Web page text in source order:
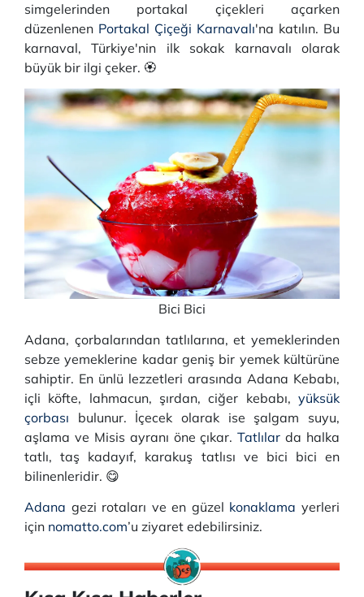
simgelerinden portakal çiçekleri açarken
düzenlenen Portakal Çiçeği Karnavalı'na katılın. Bu
karnaval, Türkiye'nin ilk sokak karnavalı olarak
büyük bir ilgi çeker. 🏵
Bici Bici
Adana, çorbalarından tatlılarına, et yemeklerinden
sebze yemeklerine kadar geniş bir yemek kültürüne
sahiptir. En ünlü lezzetleri arasında Adana Kebabı,
içli köfte, lahmacun, şırdan, ciğer kebabı, yüksük
çorbası bulunur. İçecek olarak ise şalgam suyu,
aşlama ve Misis ayranı öne çıkar.Tatlılar da halka
tatlı, taş kadayıf, karakuş tatlısı ve bici bici en
bilinenleridir. 😋
Adana gezi rotaları ve en güzel konaklama yerleri
için nomatto.com’u ziyaret edebilirsiniz.